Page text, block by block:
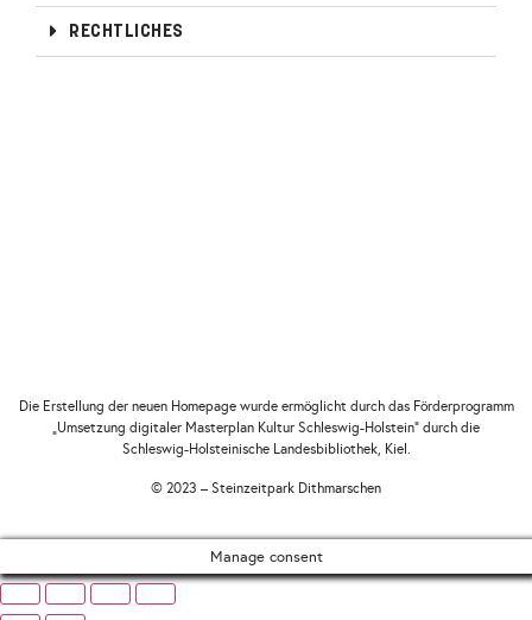
RECHTLICHES
Die Erstellung der neuen Homepage wurde ermöglicht durch das Förderprogramm
„Umsetzung digitaler Masterplan Kultur Schleswig-Holstein“ durch die
Schleswig-Holsteinische Landesbibliothek, Kiel.
© 2023 – Steinzeitpark Dithmarschen
Manage consent